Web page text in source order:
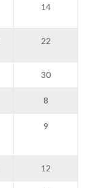
14
22
30
8
9
12